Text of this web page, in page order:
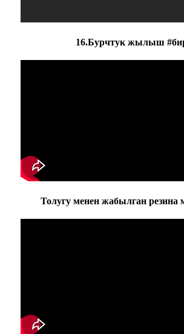
16.Бурчтук жылыш
Толугу менен жабылган резина